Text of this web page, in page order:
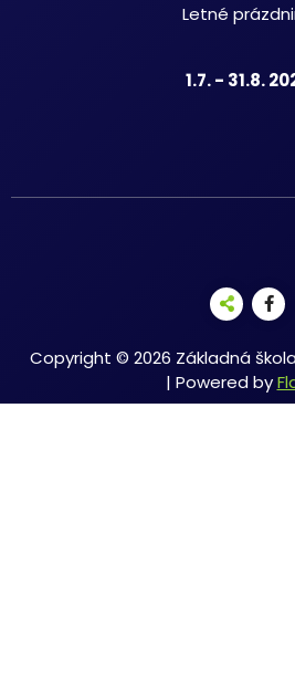
Letné
1.7. - 31.8.
Copyright © 2026 Základná
| Powered by